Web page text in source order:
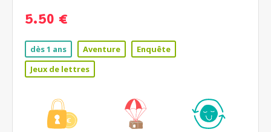
5.50 €
dès 1 ans Aventure
Enquête
Jeux de lettres